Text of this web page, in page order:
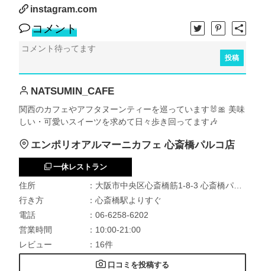
instagram.com
コメント
投稿
NATSUMIN_CAFE
関西のカフェやアフタヌーンティーを巡っています🐰🎀 美味
しい・可愛いスイーツを求めて日々歩き回ってます🎶
エンポリオアルマーニカフェ 心斎橋パルコ店
一休レストラン
住所
：大阪市中央区心斎橋筋1-8-3 心斎橋パルコ 2F
行き方
：心斎橋駅よりすぐ
電話
：06-6258-6202
営業時間
：10:00-21:00
レビュー
：16件
口コミを投稿する